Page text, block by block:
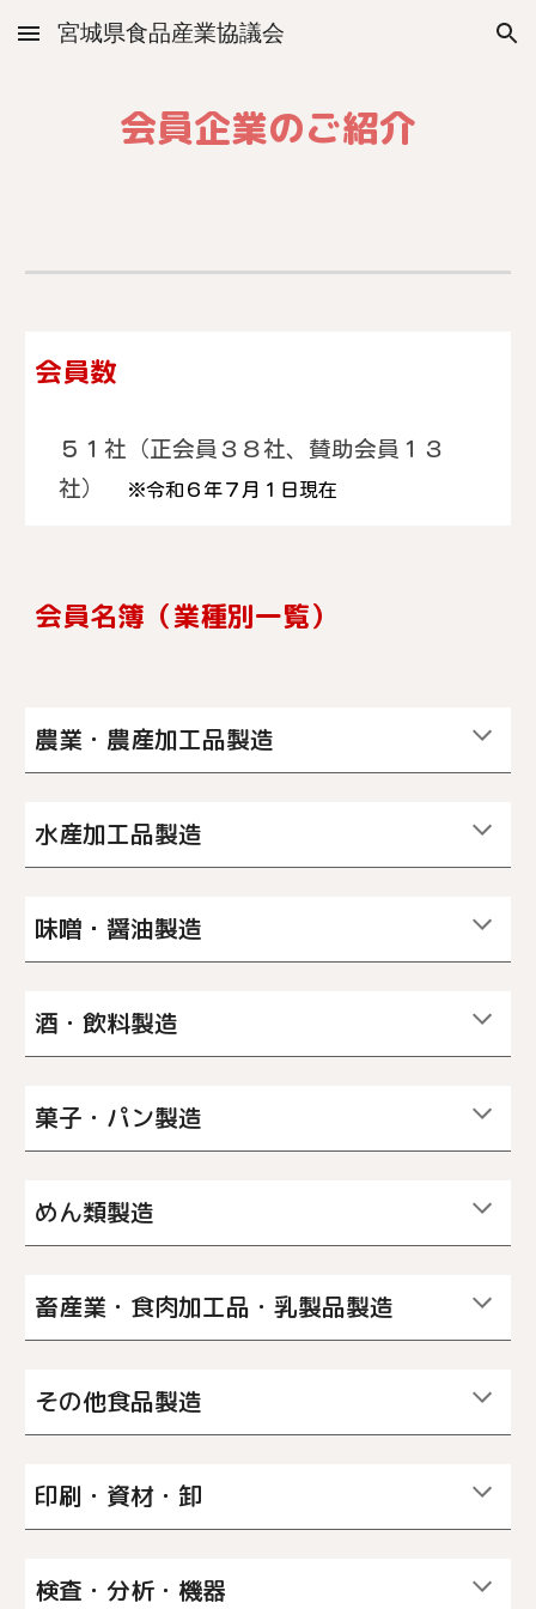
Skip to main content Skip to navigation
宮城県食品産業協議会
会員企業のご紹介
会員数
５１社（正会員３８社、賛助会員１３
社）
※令和６年７月１日現在
会員名簿（業種別一覧）
農業・農産加工品製造
水産加工品製造
味噌・醤油製造
酒・飲料製造
菓子・パン製造
めん類製造
畜産業・食肉加工品・乳製品製造
その他食品製造
印刷・資材・卸
検査・分析・機器